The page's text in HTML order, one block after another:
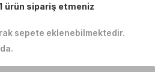
ürün sipariş etmeniz
sepete eklenebilmektedir.